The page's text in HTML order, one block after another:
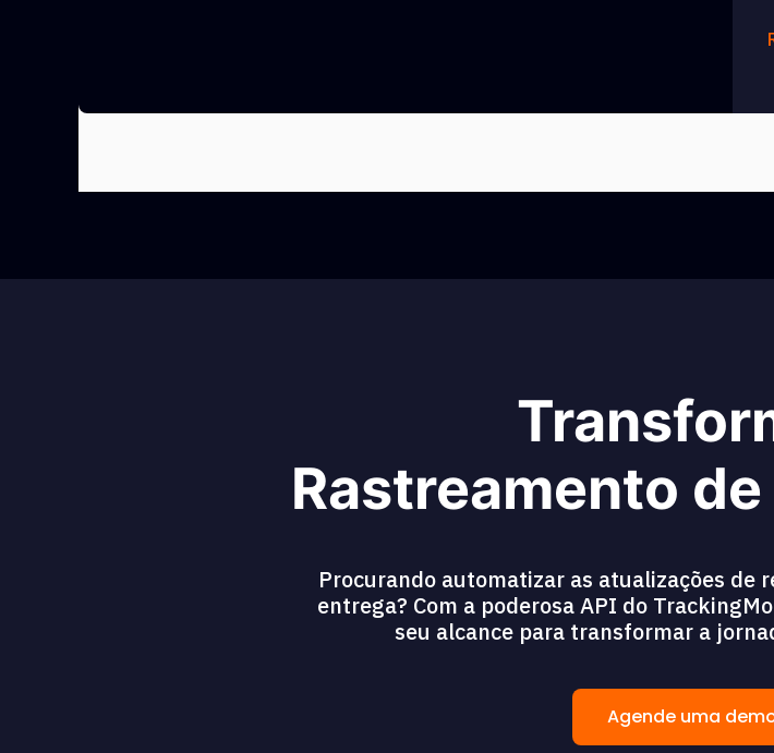
Rastreamento
Procurando automatizar as atualizações de
entrega? Com a poderosa API do
seu alcance para transformar a
Agende uma